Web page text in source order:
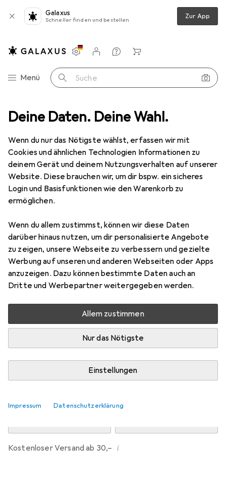
Deine Daten. Deine Wahl.
Wenn du nur das Nötigste wählst, erfassen wir mit
Cookies und ähnlichen Technologien Informationen zu
deinem Gerät und deinem Nutzungsverhalten auf unserer
Website. Diese brauchen wir, um dir bspw. ein sicheres
Login und Basisfunktionen wie den Warenkorb zu
ermöglichen.
Wenn du allem zustimmst, können wir diese Daten
darüber hinaus nutzen, um dir personalisierte Angebote
zu zeigen, unsere Webseite zu verbessern und gezielte
Werbung auf unseren und anderen Webseiten oder Apps
anzuzeigen. Dazu können bestimmte Daten auch an
Dritte und Werbepartner weitergegeben werden.
Allem zustimmen
Nur das Nötigste
Einstellungen
Impressum Datenschutzerklärung
Galaxus
Schneller finden und bestellen Zur App
Navigation nach Kategorien
Menü Suche
Einstellungen
Kundenkonto
Vergleichslisten
Merklisten
Warenkorb
Smartphone Schutzfolie Dipos Displayschutz Anti-Shock
8 Bilder
DiposDisplayschutz Anti-Shock
Preis in EUR inkl. MwSt.
EUR
8,98
Bewertungen Marke
Mehr von Dipos
Mi, 12.8. geliefert
Mehr als 10 Stück an Lager beim Drittanbieter
Lieferort angeben für genaue Lieferzeit
Kostenloser Versand ab 30,– i